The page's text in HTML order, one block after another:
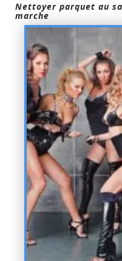
Nettoyer parquet au
marche